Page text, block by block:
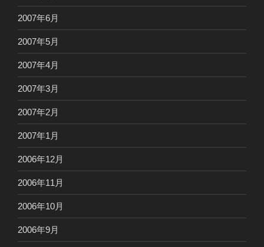
2007年6月
2007年5月
2007年4月
2007年3月
2007年2月
2007年1月
2006年12月
2006年11月
2006年10月
2006年9月